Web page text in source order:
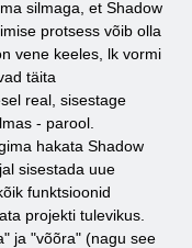
silmaga, et Shadow
protsess võib olla
vene keeles, lk vormi
täita
real, sisestage
- parool.
hakata Shadow
sisestada uue
funktsioonid
projekti tulevikus.
ja "võõra" (nagu see